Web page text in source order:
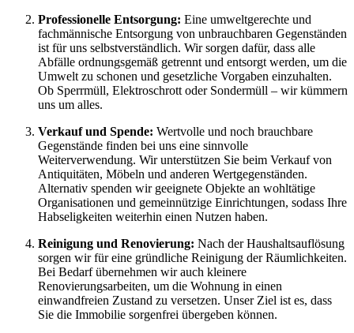
Professionelle Entsorgung: Eine umweltgerechte und
fachmännische Entsorgung von unbrauchbaren Gegenständen
ist für uns selbstverständlich. Wir sorgen dafür, dass alle
Abfälle ordnungsgemäß getrennt und entsorgt werden, um die
Umwelt zu schonen und gesetzliche Vorgaben einzuhalten.
Ob Sperrmüll, Elektroschrott oder Sondermüll – wir kümmern
uns um alles.
Verkauf und Spende: Wertvolle und noch brauchbare
Gegenstände finden bei uns eine sinnvolle
Weiterverwendung. Wir unterstützen Sie beim Verkauf von
Antiquitäten, Möbeln und anderen Wertgegenständen.
Alternativ spenden wir geeignete Objekte an wohltätige
Organisationen und gemeinnützige Einrichtungen, sodass Ihre
Habseligkeiten weiterhin einen Nutzen haben.
Reinigung und Renovierung: Nach der Haushaltsauflösung
sorgen wir für eine gründliche Reinigung der Räumlichkeiten.
Bei Bedarf übernehmen wir auch kleinere
Renovierungsarbeiten, um die Wohnung in einen
einwandfreien Zustand zu versetzen. Unser Ziel ist es, dass
Sie die Immobilie sorgenfrei übergeben können.